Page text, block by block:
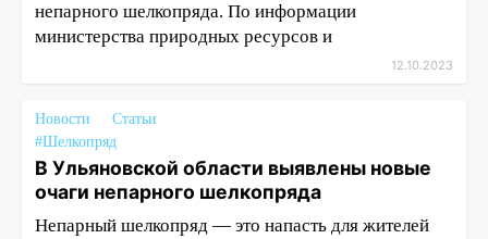
непарного шелкопряда. По информации
министерства природных ресурсов и
12.10.2023
Новости
Статьи
#Шелкопряд
В Ульяновской области выявлены новые
очаги непарного шелкопряда
Непарный шелкопряд — это напасть для жителей